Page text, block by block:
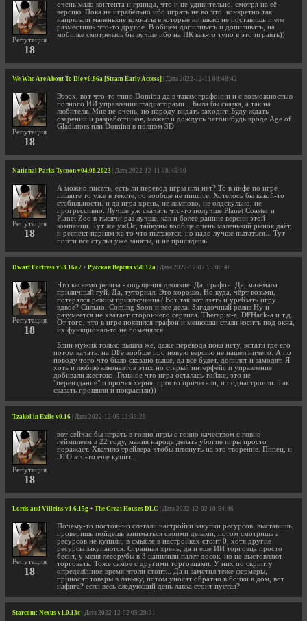
Репутация
18
очень мало контента и гринда, что и не удивительно, смотря на её
версию. Пока не играбельно ибо играть не во что. конкретно так
напрягали маленькие комнаты в которые ни шкаф не поставишь и еле
разместишь что-то другое. В общем допиливать и допиливать, на
мобилке смотрелась бы лучше ибо на ПК как-то тупо в это игравть))
We Who Are About To Die v0.86a [Steam Early Access] | Дата 2022-12-11 08:48:42
Репутация
18
Ээээх, вот что-то типо Domina да в таком графонии и с возможностью
полного ИИ управления гладиаторами... Была бы сказка, а так на
любителя. Мне не очень, но народу видать заходит. Буду ждать
озарений и разработчиков, может и дождусь чегонибудь вроде Age of
Gladiators или Domina в полном 3D
National Parks Tycoon v04.08.2023 | Дата 2022-12-11 08:45:30
Репутация
18
А можно писать, есть ли перевод игры или нет? То в инфе по игре
пишите то уже в тексте, то вообще не пишите. Хотелось бы какой-то
стабильности. и да игра хрень, не лампово, не олдскульно, не
прогрессивно. Лучше уж скачать что-то получше Planet Coaster и
Planet Zoo в тысячи раз лучше, как и более ранние версии этой
компании. Тут же ужОс, тайкуны вообще очень маленький рынок даёт,
и респект парням ха то что пытаются, но надо лучше пытаться... Тут
почти все стулья уже заняты, и не присядешь.
Dwarf Fortress v53.16a / + Русская Версия v50.12a | Дата 2022-12-07 15:00:48
Репутация
18
Что касаемо релиза - ощущения двоякие. Да, графон. Да, мал-мала
приличный гуй. Да, туториал. Это хорошо. Но куда, чёрт возьми,
потерялся режим приключенца? Вот так вот взять и уре6зать игру
вдвое? Сильно. Coming Soon и все дела. Загадочный релиз Ну и
разумеется не хватает стороннего сервиса. Therapist-а, DFHack-а и т.д.
От того, что в игре появился графон и менюшки стали косить под окна,
их функционал-то не поменялся.
Блин мужик только вышла же, даже перевода пока нету, кстати где его
потом качать. на DFe вообще про новую версию не нашел ничего. А по
поводу того что было сказано выше, да всё будет, допилят и замодят. Я
хоть и люблю алконавтов этих но старый интерфейс и управление
добивали жестоко. Главное что игра осталась тойже, это не
"переиздание" и прочая херня, просто причесали, и поднастроили. Так
сказать прошили и покрасили))
Tzakol in Exile v0.16 | Дата 2022-12-05 13:33:28
Репутация
18
вот сейчас бы играть в говно игры с говно качеством с говно
геймплеем в 22 году, мания народа делать убогие игры просто
поражает. Хватило трейлера чтобы плюнуть на это творение. Пипец, и
ЭТО кто-то еще купит...
Lords and Villeins v1.6.15g + The Great Houses DLC | Дата 2022-12-02 10:54:46
Репутация
18
Почему-то постоянно слетали настройки закупки ресурсов. выставишь,
проверишь пойдешь заниматься своими делами, потом смотришь а
ресурсов не купили, в смысле в настройках стоит 0, хотя другие
ресурсы закупаются. Странная хрень, да и еще ИИ торговца просто
бесит, у меня лесорубы в 3 напилили палет досок, но не выстовляют
торговать. Тоже самое с другими торговцами. У них по скрипту
определённое время чтоли стоит... Да и заметил теже фермеры,
приносят товары в лавыку, потом уносят обратно в бочки в дом, вот
нафига? если весь следующий день лавка стоит пустая?
Starcom: Nexus v1.0.13c | Дата 2022-12-02 05:29:31